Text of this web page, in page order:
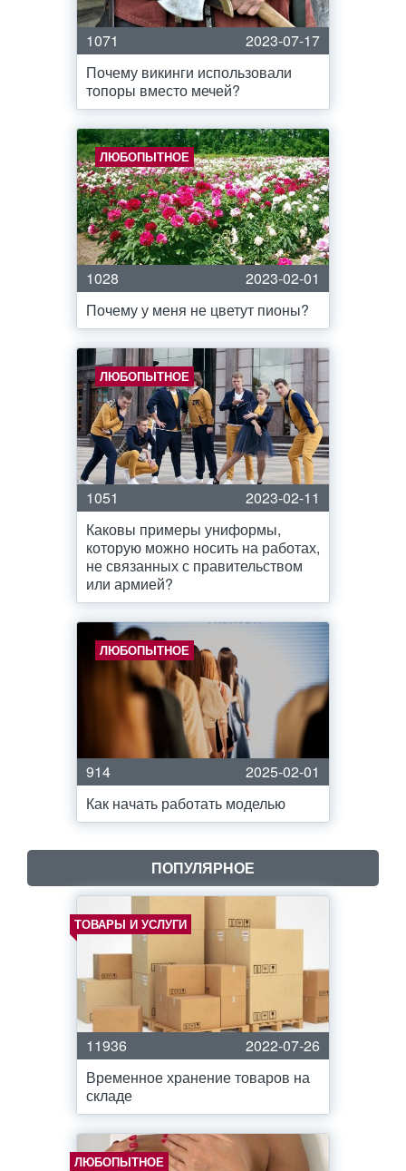
1071
2023-07-17
Почему викинги использовали
топоры вместо мечей?
ЛЮБОПЫТНОЕ
1028
2023-02-01
Почему у меня не цветут пионы?
ЛЮБОПЫТНОЕ
1051
2023-02-11
Каковы примеры униформы,
которую можно носить на работах,
не связанных с правительством
или армией?
ЛЮБОПЫТНОЕ
914
2025-02-01
Как начать работать моделью
ПОПУЛЯРНОЕ
ТОВАРЫ И УСЛУГИ
11936
2022-07-26
Временное хранение товаров на
складе
ЛЮБОПЫТНОЕ